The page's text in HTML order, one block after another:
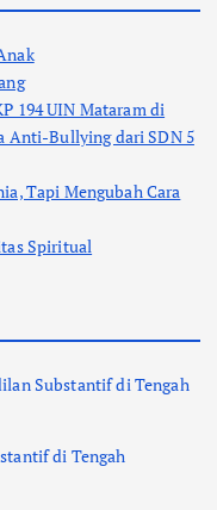
194 UIN Mataram di
Anti-Bullying dari SDN 5
Tapi Mengubah Cara
Spiritual
Substantif di Tengah
di Tengah